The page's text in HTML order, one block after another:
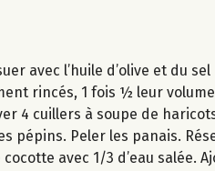
avec l’huile d’olive et du sel
rincés, 1 fois ½ leur
4 cuillers à soupe de
pépins. Peler les panais.
avec 1/3 d’eau salée.